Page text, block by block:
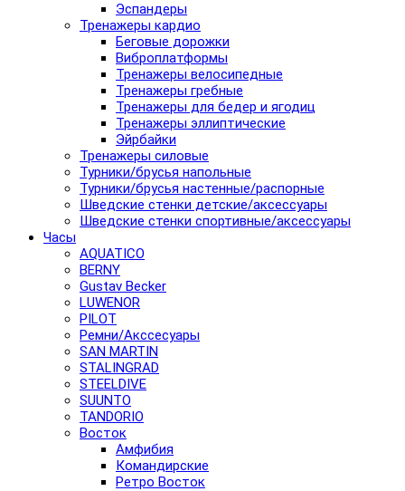
Эспандеры
Тренажеры кардио
Беговые дорожки
Виброплатформы
Тренажеры велосипедные
Тренажеры гребные
Тренажеры для бедер и ягодиц
Тренажеры эллиптические
Эйрбайки
Тренажеры силовые
Турники/брусья напольные
Турники/брусья настенные/распорные
Шведские стенки детские/аксессуары
Шведские стенки спортивные/аксессуары
Часы
AQUATICO
BERNY
Gustav Becker
LUWENOR
PILOT
Pемни/Акссесуары
SAN MARTIN
STALINGRAD
STEELDIVE
SUUNTO
TANDORIO
Восток
Амфибия
Командирские
Ретро Восток